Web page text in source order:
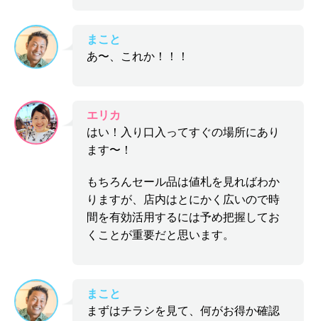
まこと
あ〜、これか！！！
エリカ
はい！入り口入ってすぐの場所にあり
ます〜！
もちろんセール品は値札を見ればわか
りますが、店内はとにかく広いので時
間を有効活用するには予め把握してお
くことが重要だと思います。
まこと
まずはチラシを見て、何がお得か確認